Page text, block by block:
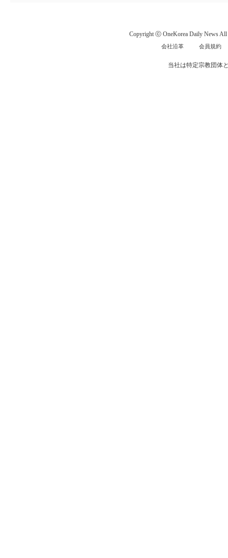
Copyright ⓒ OneKorea Daily News All
会社沿革 会員規約
当社は特定宗教団体